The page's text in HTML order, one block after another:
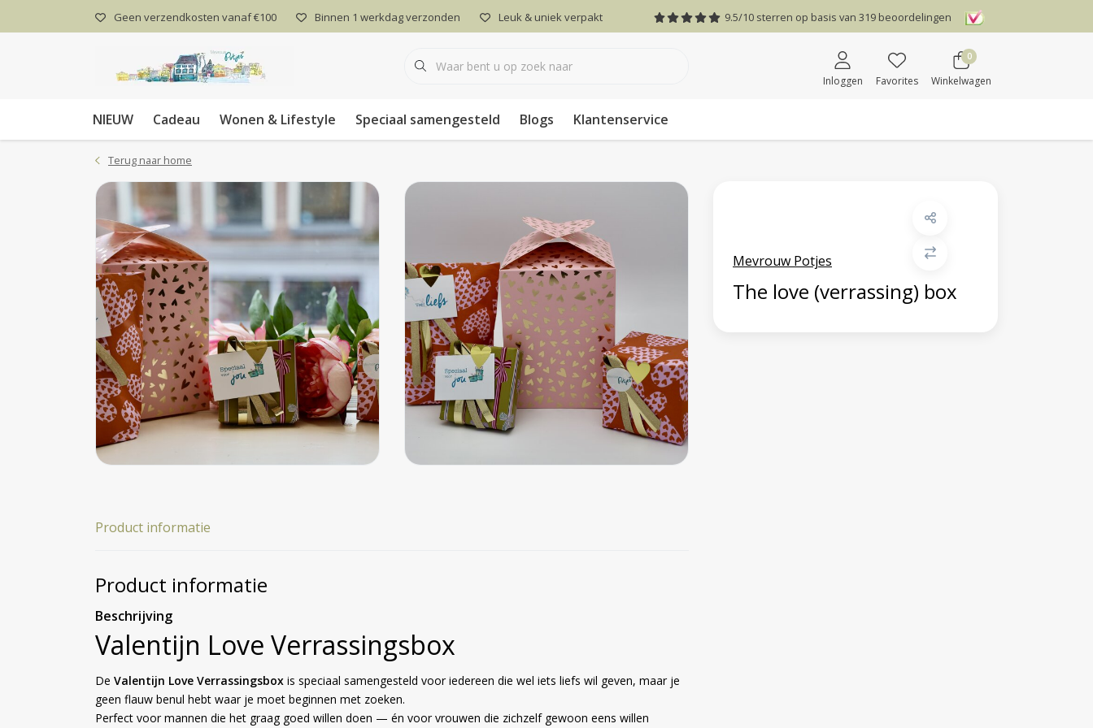
Geen verzendkosten vanaf €100 Binnen 1 werkdag verzonden Leuk & uniek verpakt 9.5/10 sterren op basis van 319 beoordelingen
Inloggen Favorites
0
Winkelwagen
NIEUW Cadeau Wonen & Lifestyle Speciaal samengesteld Blogs Klantenservice
Terug naar home
Mevrouw Potjes
The love (verrassing) box
Product informatie
Product informatie
Beschrijving
Valentijn Love Verrassingsbox
De Valentijn Love Verrassingsbox is speciaal samengesteld voor iedereen die wel iets liefs wil geven, maar je
geen flauw benul hebt waar je moet beginnen met zoeken.
Perfect voor mannen die het graag goed willen doen — én voor vrouwen die zichzelf gewoon eens willen